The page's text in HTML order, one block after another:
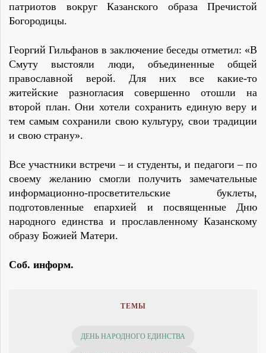
патриотов вокруг Казанского образа Пречистой
Богородицы.
Георгий Гильфанов в заключение беседы отметил: «В
Смуту выстояли люди, объединенные общей
православной верой. Для них все какие-то
житейские разногласия совершенно отошли на
второй план. Они хотели сохранить единую веру и
тем самым сохранили свою культуру, свои традиции
и свою страну».
Все участники встречи – и студенты, и педагоги – по
своему желанию смогли получить замечательные
информационно-просветительские буклеты,
подготовленные епархией и посвященные Дню
народного единства и прославленному Казанскому
образу Божией Матери.
Соб. информ.
ТЕМЫ
ДЕНЬ НАРОДНОГО ЕДИНСТВА